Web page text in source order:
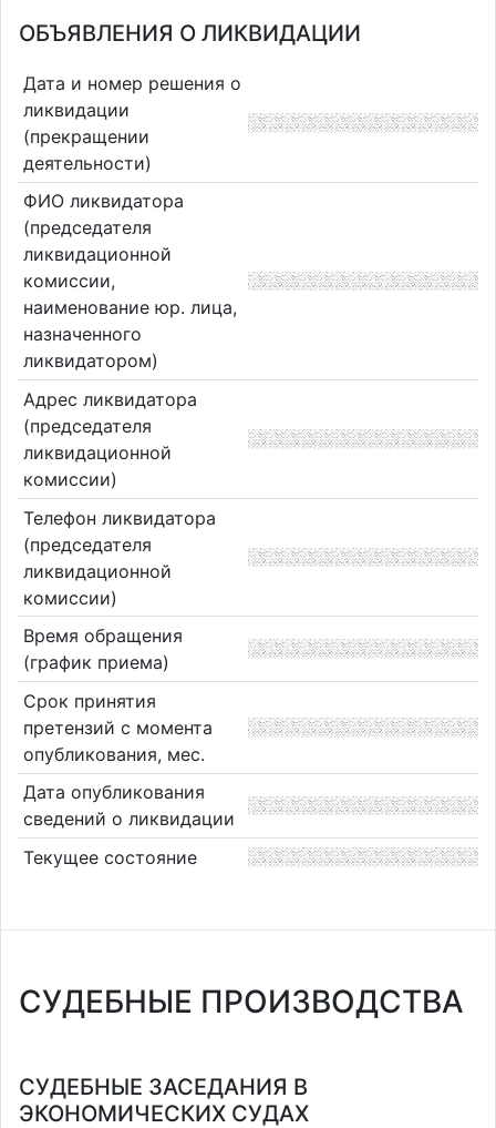
ОБЪЯВЛЕНИЯ О ЛИКВИДАЦИИ
Дата и номер решения о
ликвидации
(прекращении
деятельности)
ФИО ликвидатора
(председателя
ликвидационной
комиссии,
наименование юр. лица,
назначенного
ликвидатором)
Адрес ликвидатора
(председателя
ликвидационной
комиссии)
Телефон ликвидатора
(председателя
ликвидационной
комиссии)
Время обращения
(график приема)
Срок принятия
претензий с момента
опубликования, мес.
Дата опубликования
сведений о ликвидации
Текущее состояние
СУДЕБНЫЕ ПРОИЗВОДСТВА
СУДЕБНЫЕ ЗАСЕДАНИЯ В
ЭКОНОМИЧЕСКИХ СУДАХ